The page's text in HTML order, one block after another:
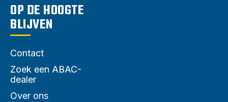
OP DE HOOGTE
BLIJVEN
Contact
Zoek een ABAC-
dealer
Over ons